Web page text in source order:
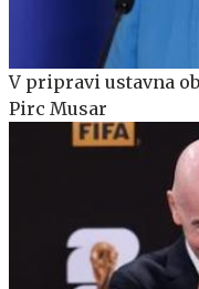
V pripravi ustavna
Pirc Musar